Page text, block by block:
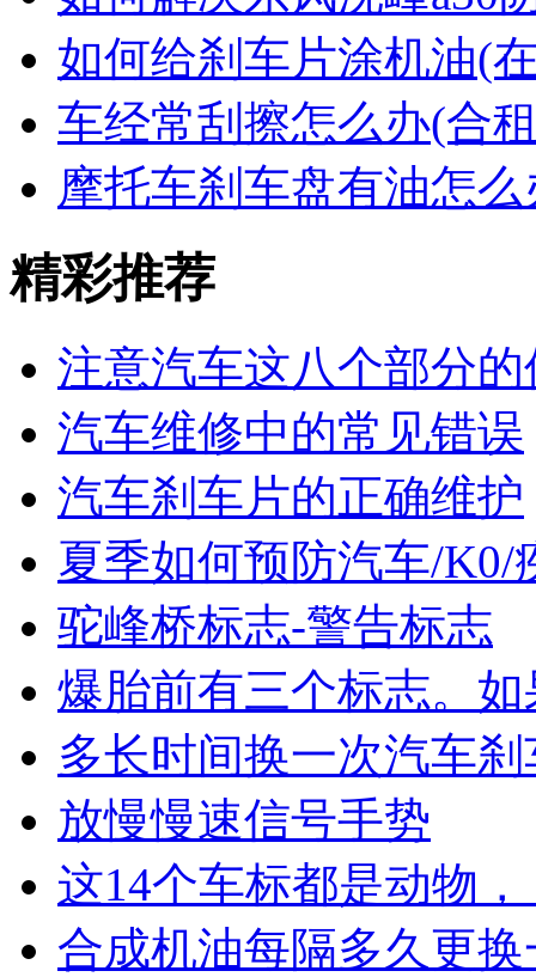
如何给刹车片涂机油(
车经常刮擦怎么办(合
摩托车刹车盘有油怎
精彩推荐
注意汽车这八个部分的
汽车维修中的常见错误
汽车刹车片的正确维护
夏季如何预防汽车/K0/
驼峰桥标志-警告标志
爆胎前有三个标志。如
多长时间换一次汽车刹
放慢慢速信号手势
这14个车标都是动物
合成机油每隔多久更换